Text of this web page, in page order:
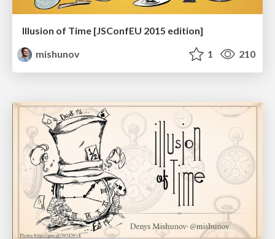
Illusion of Time [JSConfEU 2015 edition]
mishunov
1 210